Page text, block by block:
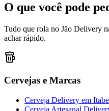
O que você pode
Tudo que rola no Jão Delivery
achar rápido.
Cervejas e Marcas
Cerveja Delivery em
Cerveja Artesanal